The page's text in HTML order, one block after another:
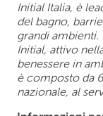
Initial Italia, è
del bagno,
grandi ambienti.
Initial, attivo
benessere in
è composto da
nazionale, al